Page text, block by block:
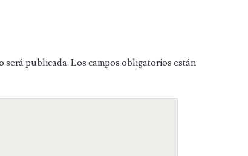
será publicada. Los campos obligatorios están